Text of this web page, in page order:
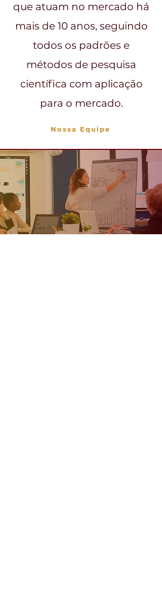
que atuam no mercado há
mais de 10 anos, seguindo
todos os padrões e
métodos de pesquisa
científica com aplicação
para o mercado.
Nossa Equipe